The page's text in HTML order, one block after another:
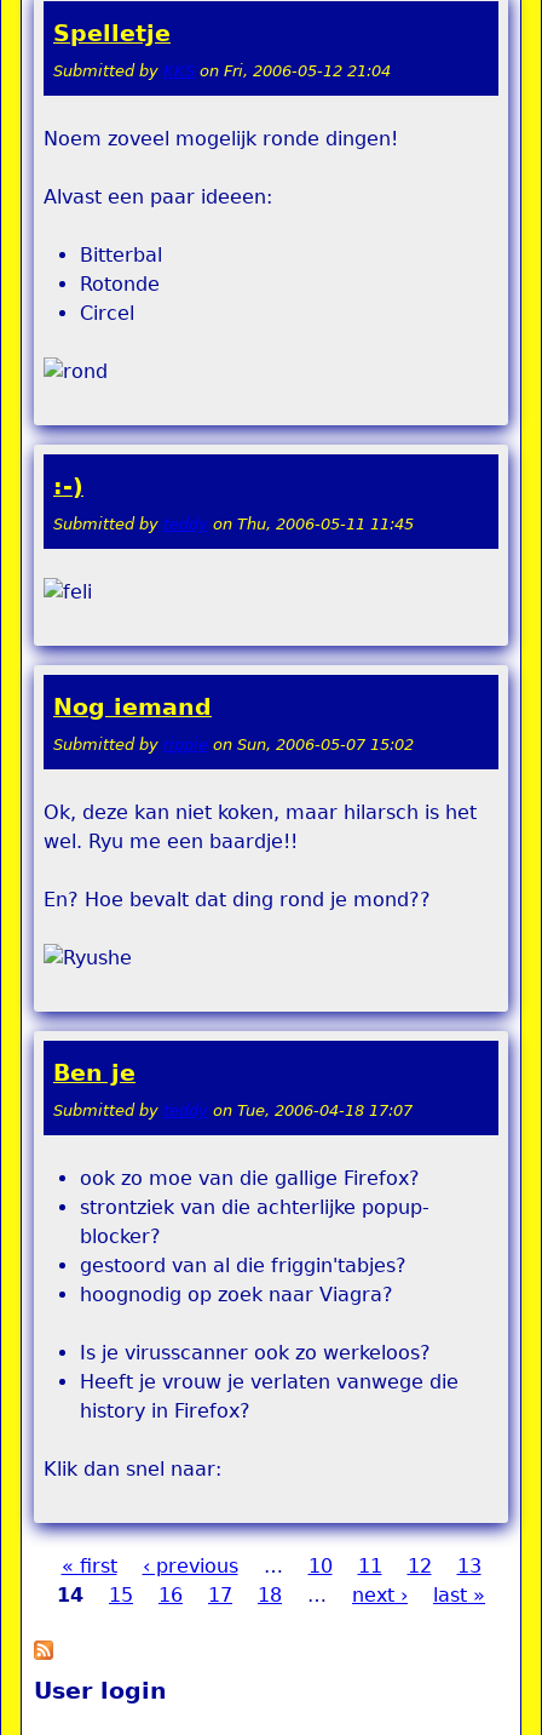
Spelletje
Submitted by KKS on Fri, 2006-05-12 21:04
Noem zoveel mogelijk ronde dingen!
Alvast een paar ideeen:
Bitterbal
Rotonde
Circel
:-)
Submitted by teddy on Thu, 2006-05-11 11:45
Nog iemand
Submitted by rippie on Sun, 2006-05-07 15:02
Ok, deze kan niet koken, maar hilarsch is het
wel. Ryu me een baardje!!
En? Hoe bevalt dat ding rond je mond??
Ben je
Submitted by teddy on Tue, 2006-04-18 17:07
ook zo moe van die gallige Firefox?
strontziek van die achterlijke popup-
blocker?
gestoord van al die friggin'tabjes?
hoognodig op zoek naar Viagra?
Is je virusscanner ook zo werkeloos?
Heeft je vrouw je verlaten vanwege die
history in Firefox?
Klik dan snel naar:
Pages
« first ‹ previous … 10 11 12
13
14
15 16 17 18 … next › last »
User login